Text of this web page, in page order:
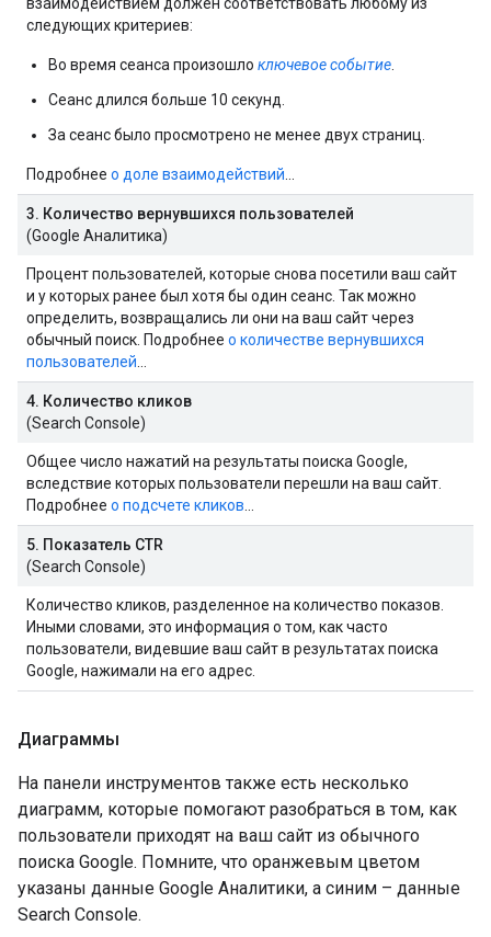
следующих критериев:
Во время сеанса произошло ключевое событие
Сеанс длился больше 10 секунд.
За сеанс было просмотрено не менее двух страниц.
Подробнее о доле взаимодействий
3. Количество вернувшихся пользователей
(Google Аналитика)
Процент пользователей, которые снова посетили ваш сайт
и у которых ранее был хотя бы один сеанс. Так можно
определить, возвращались ли они на ваш сайт через
обычный поиск. Подробнее о количестве вернувшихся
пользователей
4. Количество кликов
(Search Console)
Общее число нажатий на результаты поиска Google,
вследствие которых пользователи перешли на ваш сайт.
Подробнее о подсчете кликов
5. Показатель CTR
(Search Console)
Количество кликов, разделенное на количество показов.
Иными словами, это информация о том, как часто
пользователи, видевшие ваш сайт в результатах поиска
Google, нажимали на его адрес.
Диаграммы
На панели инструментов также есть несколько
диаграмм, которые помогают разобраться в том, как
пользователи приходят на ваш сайт из обычного
поиска Google. Помните, что оранжевым цветом
указаны данные Google Аналитики, а синим – данные
Search Console.